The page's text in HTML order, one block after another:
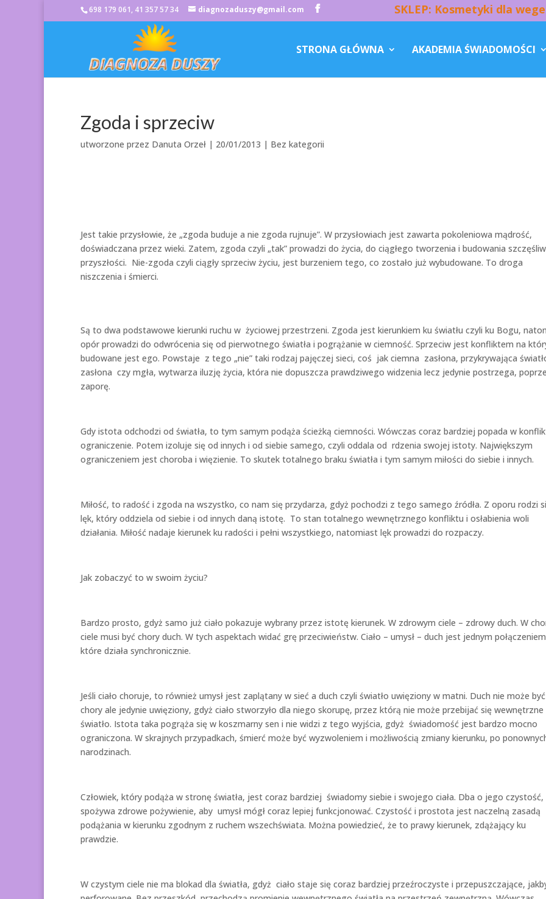
698 179 061, 41 357 57 34 diagnozaduszy@gmail.com SKLEP: Kosmetyki dla
STRONA GŁÓWNA AKADEMIA ŚWIADOMOŚCI
Zgoda i sprzeciw
utworzone przez Danuta Orzeł | 20/01/2013 | Bez kategorii
Jest takie przysłowie, że „zgoda buduje a nie zgoda rujnuje”. W przysłowiach jest zawarta pokoleniowa mądrość,
doświadczana przez wieki. Zatem, zgoda czyli „tak” prowadzi do życia, do ciągłego tworzenia i budowania
przyszłości. Nie-zgoda czyli ciągły sprzeciw życiu, jest burzeniem tego, co zostało już wybudowane. To droga
niszczenia i śmierci.
Są to dwa podstawowe kierunki ruchu w życiowej przestrzeni. Zgoda jest kierunkiem ku światłu czyli ku Bogu,
opór prowadzi do odwrócenia się od pierwotnego światła i pogrążanie w ciemność. Sprzeciw jest konfliktem na
budowane jest ego. Powstaje z tego „nie” taki rodzaj pajęczej sieci, coś jak ciemna zasłona, przykrywająca
zasłona czy mgła, wytwarza iluzję życia, która nie dopuszcza prawdziwego widzenia lecz jedynie postrzega,
zaporę.
Gdy istota odchodzi od światła, to tym samym podąża ścieżką ciemności. Wówczas coraz bardziej popada w
ograniczenie. Potem izoluje się od innych i od siebie samego, czyli oddala od rdzenia swojej istoty. Największym
ograniczeniem jest choroba i więzienie. To skutek totalnego braku światła i tym samym miłości do siebie i innych.
Miłość, to radość i zgoda na wszystko, co nam się przydarza, gdyż pochodzi z tego samego źródła. Z oporu rodzi
lęk, który oddziela od siebie i od innych daną istotę. To stan totalnego wewnętrznego konfliktu i osłabienia woli
działania. Miłość nadaje kierunek ku radości i pełni wszystkiego, natomiast lęk prowadzi do rozpaczy.
Jak zobaczyć to w swoim życiu?
Bardzo prosto, gdyż samo już ciało pokazuje wybrany przez istotę kierunek. W zdrowym ciele – zdrowy duch. W
ciele musi być chory duch. W tych aspektach widać grę przeciwieństw. Ciało – umysł – duch jest jednym
które działa synchronicznie.
Jeśli ciało choruje, to również umysł jest zaplątany w sieć a duch czyli światło uwięziony w matni. Duch nie może być
chory ale jedynie uwięziony, gdyż ciało stworzyło dla niego skorupę, przez którą nie może przebijać się wewnętrzne
światło. Istota taka pogrąża się w koszmarny sen i nie widzi z tego wyjścia, gdyż świadomość jest bardzo mocno
ograniczona. W skrajnych przypadkach, śmierć może być wyzwoleniem i możliwością zmiany kierunku, po
narodzinach.
Człowiek, który podąża w stronę światła, jest coraz bardziej świadomy siebie i swojego ciała. Dba o jego czystość,
spożywa zdrowe pożywienie, aby umysł mógł coraz lepiej funkcjonować. Czystość i prostota jest naczelną zasadą
podążania w kierunku zgodnym z ruchem wszechświata. Można powiedzieć, że to prawy kierunek, zdążający ku
prawdzie.
W czystym ciele nie ma blokad dla światła, gdyż ciało staje się coraz bardziej przeźroczyste i przepuszczające,